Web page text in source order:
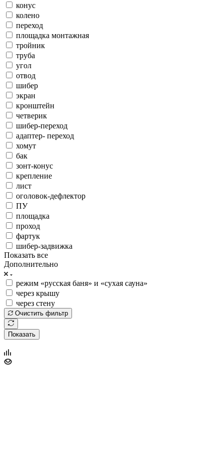
конус
колено
переход
площадка монтажная
тройник
труба
угол
отвод
шибер
экран
кронштейн
четверик
шибер-переход
адаптер- переход
хомут
бак
зонт-конус
крепление
лист
оголовок-дефлектор
ПУ
площадка
проход
фартук
шибер-задвижка
Показать все
Дополнительно
режим «русская баня» и «сухая сауна»
через крышу
через стену
Очистить фильтр
Показать